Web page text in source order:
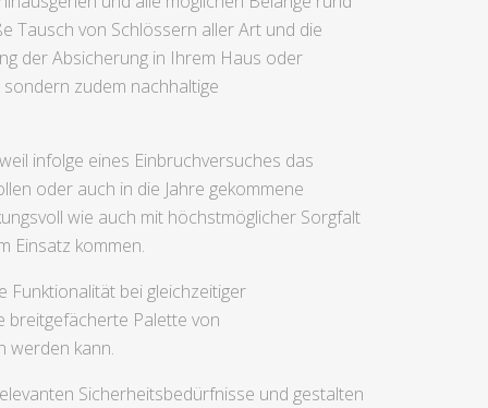
Tausch von Schlössern aller Art und die
der Absicherung in Ihrem Haus oder
zudem nachhaltige
infolge eines Einbruchversuches das
oder auch in die Jahre gekommene
wie auch mit höchstmöglicher Sorgfalt
Einsatz kommen.
Funktionalität bei gleichzeitiger
breitgefächerte Palette von
werden kann.
Sicherheitsbedürfnisse und gestalten